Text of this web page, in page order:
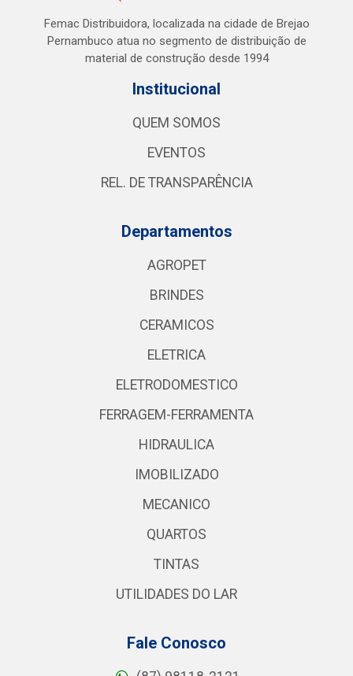
Femac Distribuidora, localizada na cidade de Brejao
Pernambuco atua no segmento de distribuição de
material de construção desde 1994
Institucional
QUEM SOMOS
EVENTOS
REL. DE TRANSPARÊNCIA
Departamentos
AGROPET
BRINDES
CERAMICOS
ELETRICA
ELETRODOMESTICO
FERRAGEM-FERRAMENTA
HIDRAULICA
IMOBILIZADO
MECANICO
QUARTOS
TINTAS
UTILIDADES DO LAR
Fale Conosco